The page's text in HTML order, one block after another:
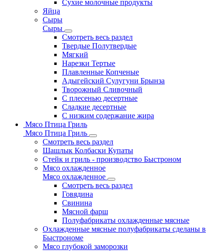
Сухие молочные продукты
Яйца
Сыры
Сыры
Смотреть весь раздел
Твердые Полутвердые
Мягкий
Нарезки Тертые
Плавленные Копченые
Адыгейский Сулугуни Брынза
Творожный Сливочный
С плесенью десертные
Сладкие десертные
С низким содержание жира
Мясо Птица Гриль
Мясо Птица Гриль
Смотреть весь раздел
Шашлык Колбаски Купаты
Стейк и гриль - производство Быстроном
Мясо охлажденное
Мясо охлажденное
Смотреть весь раздел
Говядина
Свинина
Мясной фарш
Полуфабрикаты охлажденные мясные
Охлажденные мясные полуфабрикаты сделаны в
Быстрономе
Мясо глубокой заморозки